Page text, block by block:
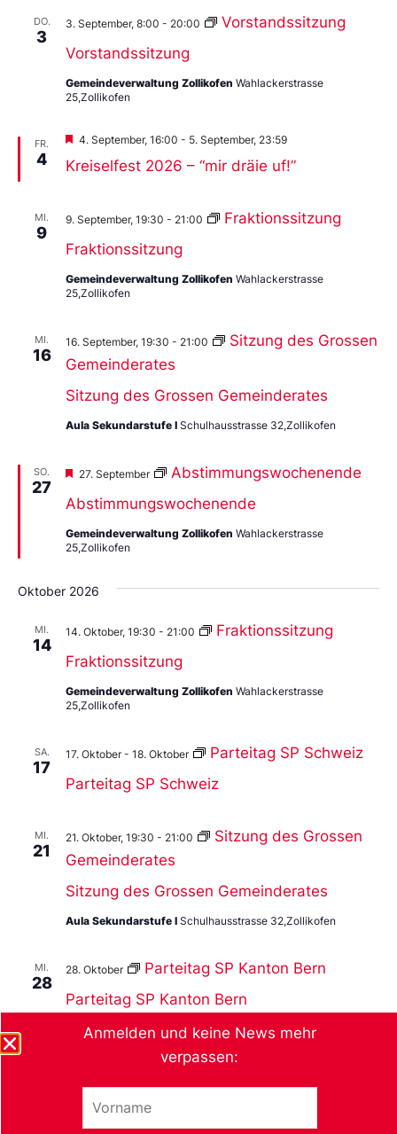
DO.
3
Vorstandssitzung
3. September, 8:00 - 20:00 Vorstandssitzung
Gemeindeverwaltung Zollikofen Wahlackerstrasse
25,Zollikofen
FR.
4 Kreiselfest 2026 – “mir dräie uf!”
Vorgestellt
4. September, 16:00 - 5. September, 23:59
MI.
9
Fraktionssitzung
9. September, 19:30 - 21:00 Fraktionssitzung
Gemeindeverwaltung Zollikofen Wahlackerstrasse
25,Zollikofen
MI.
16
Sitzung des Grossen Gemeinderates
16. September, 19:30 - 21:00
Sitzung des Grossen
Gemeinderates
Aula Sekundarstufe I Schulhausstrasse 32,Zollikofen
SO.
27
Abstimmungswochenende
27. September Abstimmungswochenende
Gemeindeverwaltung Zollikofen Wahlackerstrasse
25,Zollikofen
Oktober 2026
MI.
14
Fraktionssitzung
14. Oktober, 19:30 - 21:00 Fraktionssitzung
Gemeindeverwaltung Zollikofen Wahlackerstrasse
25,Zollikofen
SA.
17
Parteitag SP Schweiz
17. Oktober- 18. Oktober Parteitag SP Schweiz
MI.
21
Sitzung des Grossen Gemeinderates
21. Oktober, 19:30 - 21:00
Sitzung des Grossen
Gemeinderates
Aula Sekundarstufe I Schulhausstrasse 32,Zollikofen
MI.
28
Parteitag SP Kanton Bern
28. Oktober Parteitag SP Kanton Bern
VorherigeVeranstaltungen
Anmelden und keine News mehr
verpassen:
r